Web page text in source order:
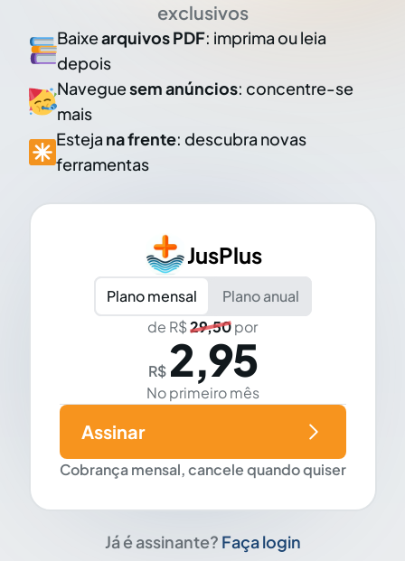
exclusivos
Baixearquivos PDF: imprima ou leia
depois
Naveguesem anúncios: concentre-se
mais
Esteja na frente: descubra novas
ferramentas
JusPlus
Plano mensal
Plano anual
de R$29,50por
R$ 2,95
No primeiro mês
Cobrança mensal, cancele quando quiser
Assinar
Já é assinante? Faça login